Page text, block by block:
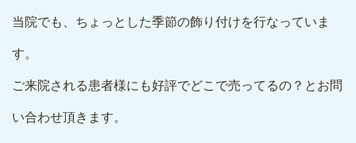
当院でも、ちょっとした季節の飾り付けを行なっていま
す。
ご来院される患者様にも好評でどこで売ってるの？とお問
い合わせ頂きます。